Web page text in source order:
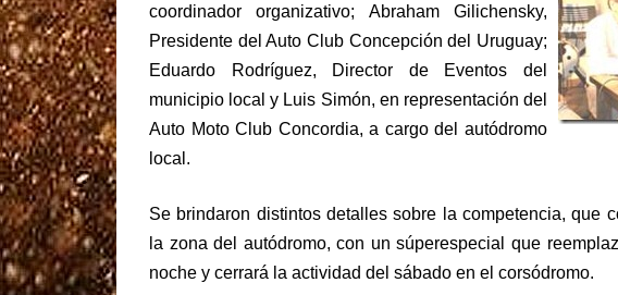
coordinador organizativo; Abraham Gilichensky,
Presidente del Auto Club Concepción del Uruguay;
Eduardo Rodríguez, Director de Eventos del
municipio local y Luis Simón, en representación del
Auto Moto Club Concordia, a cargo del autódromo
local.
Se brindaron distintos detalles sobre la competencia, que
la zona del autódromo, con un súperespecial que
noche y cerrará la actividad del sábado en el corsódromo.